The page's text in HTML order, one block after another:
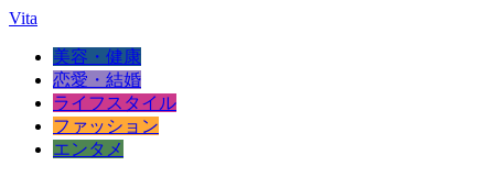
Vita
美容・健康
恋愛・結婚
ライフスタイル
ファッション
エンタメ